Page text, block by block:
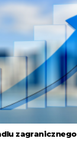
zagranicznego